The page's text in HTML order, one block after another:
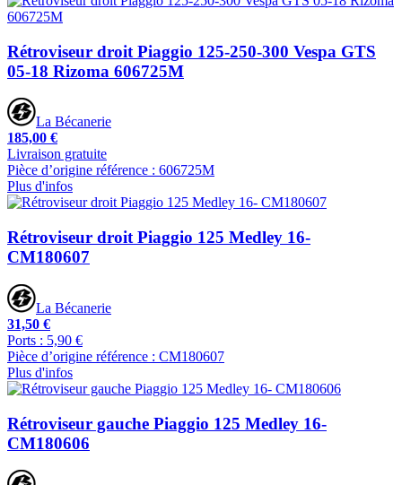
Rétroviseur droit Piaggio 125-250-300 Vespa GTS
05-18 Rizoma 606725M
La Bécanerie
185,00 €
Livraison gratuite
Pièce d’origine référence : 606725M
Plus d'infos
Rétroviseur droit Piaggio 125 Medley 16-
CM180607
La Bécanerie
31,50 €
Ports : 5,90 €
Pièce d’origine référence : CM180607
Plus d'infos
Rétroviseur gauche Piaggio 125 Medley 16-
CM180606